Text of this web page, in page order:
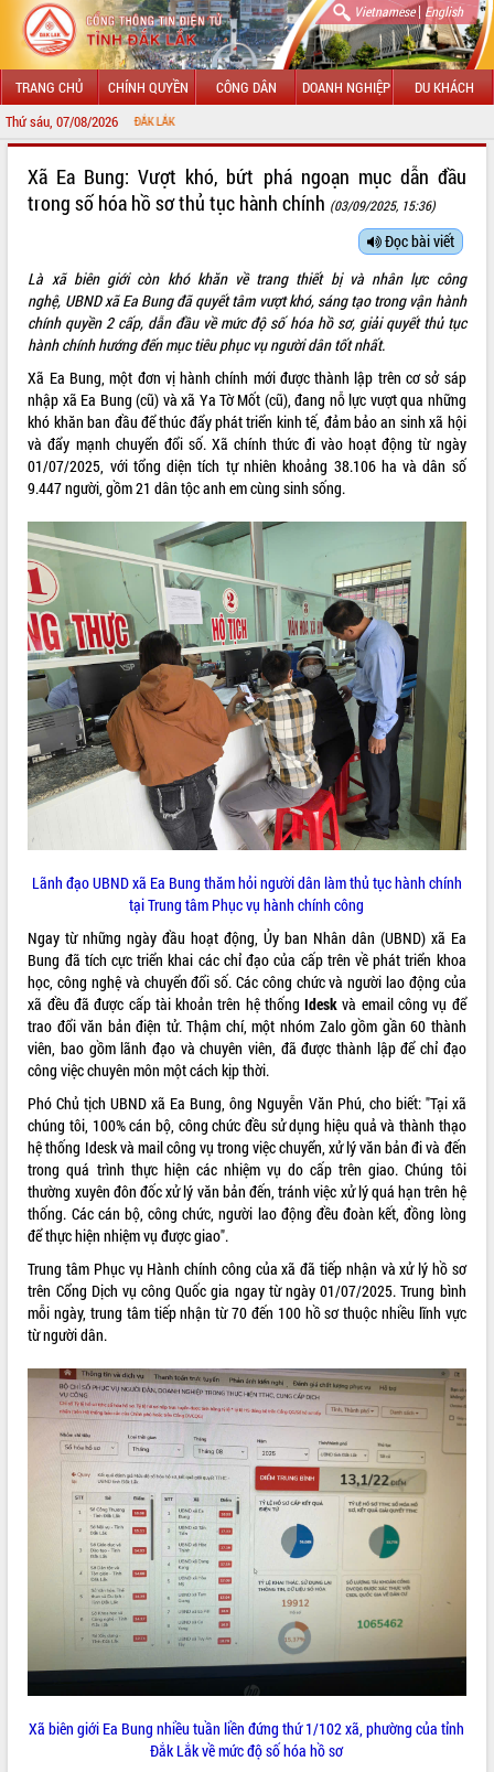
Vietnamese| English
TRANG CHỦ CHÍNH QUYỀN CÔNG DÂN DOANH NGHIỆP DU KHÁCH
Thứ sáu, 07/08/2026
LÃNH ĐẠO UBND TỈNH
SỞ, BAN, NGÀNH
UBND CÁC XÃ, PHƯỜNG
THÔNG TIN CHỈ ĐẠO ĐIỀU HÀNH
HỆ THỐNG VĂN BẢN
VĂN BẢN HĐND TỈNH
ĐIỂM TIN VĂN BẢN
QUY HOẠCH - KẾ HOẠCH
VIDEO
Loading the player...
Khám bệnh, cấp phát thuốc miễn phí
và tặng quà người dân xã Cư Pui
Hội nghị UBND tỉnh Đắk Lắk thường kỳ
tháng 7/2026
Lễ truy tặng danh hiệu “Bà Mẹ Việt
Nam Anh hùng” và trao Huân chương
Lao động
UBND tỉnh Đắk Lắk triển khai nhiệm
vụ 6 tháng cuối năm 2026
Kỳ họp thứ Hai, Hội đồng nhân dân
tỉnh khóa XI quyết nghị nhiều nội dung
Bí thư Tỉnh ủy Lương Nguyễn Minh
Triết thăm, tặng quà người có công với
cách mạng
Rà soát, hoàn thiện hệ thống thiết chế
văn hóa, thể thao đáp ứng yêu cầu
phát triển mới
Thường trực HĐND tỉnh Đắk Lắk gặp
mặt Đoàn chuyên gia y tế TP. Hồ Chí
Lễ truy điệu và an táng hài cốt liệt sĩ
tại Nghĩa trang Liệt sĩ xã Sơn Hòa
Bàn giải pháp tháo gỡ khó khăn trong
xuất khẩu sầu riêng và triển khai quy
định EUDR
Thứ trưởng Bộ Nông nghiệp và Môi
trường Nguyễn Hoàng Hiệp khảo sát
ALBUM ẢNH
LIÊN KẾT WEB
THỐNG KÊ TRUY CẬP
8754
Xã Ea Bung: Vượt khó, bứt phá ngoạn mục dẫn đầu
trong số hóa hồ sơ thủ tục hành chính (03/09/2025, 15:36)
Đọc bài viết
Là xã biên giới còn khó khăn về trang thiết bị và nhân lực công
nghệ, UBND xã Ea Bung đãquyết tâm vượt khó,sáng tạo trong vận hành
chính quyền 2 cấp, dẫn đầu về mức độ số hóa hồ sơ,giải quyết thủ tục
hành chínhhướng đến mục tiêu phục vụ người dân tốt nhất.
Xã Ea Bung, một đơn vị hành chính mới được thành lập trên cơ sở sáp
nhập xã Ea Bung (cũ) và xã Ya Tờ Mốt (cũ), đang nỗ lực vượt qua những
khó khăn ban đầu để thúc đẩy phát triển kinh tế, đảm bảo an sinh xã hội
và đẩy mạnh chuyển đổi số. Xã chính thức đi vào hoạt động từ ngày
01/07/2025, với tổng diện tích tự nhiên khoảng 38.106 ha và dân số
9.447 người, gồm 21 dân tộc anh em cùng sinh sống.
Lãnh đạo UBND xã Ea Bung thăm hỏi người dân làm thủ tục hành chính
tại Trung tâm Phục vụ hành chính công
Ngay từ những ngày đầu hoạt động, Ủy ban Nhân dân (UBND) xã Ea
Bung đã tích cực triển khai các chỉ đạo của cấp trên về phát triển khoa
học, công nghệ và chuyển đổi số. Các công chức và người lao động của
xã đều đã được cấp tài khoản trên hệ thốngIdesk và email công vụ để
trao đổi văn bản điện tử. Thậm chí, một nhóm Zalo gồm gần 60 thành
viên, bao gồm lãnh đạo và chuyên viên, đã được thành lập để chỉ đạo
công việc chuyên môn một cách kịp thời.
Phó Chủ tịch UBND xã Ea Bung, ông Nguyễn Văn Phú, cho biết: "Tại xã
chúng tôi, 100% cán bộ, công chức đều sử dụng hiệu quả và thành thạo
hệ thống Idesk và mail công vụ trong việc chuyển, xử lý văn bản đi và đến
trong quá trình thực hiện các nhiệm vụ do cấp trên giao. Chúng tôi
thường xuyên đôn đốc xử lý văn bản đến, tránh việc xử lý quá hạn trên hệ
thống. Các cán bộ, công chức, người lao động đều đoàn kết, đồng lòng
để thực hiện nhiệm vụ được giao".
Trung tâm Phục vụ Hành chính công của xã đã tiếp nhận và xử lý hồ sơ
trên Cổng Dịch vụ công Quốc gia ngay từ ngày 01/07/2025. Trung bình
mỗi ngày, trung tâm tiếp nhận từ 70 đến 100 hồ sơ thuộc nhiều lĩnh vực
từ người dân.
Xã biên giới Ea Bung nhiều tuần liền đứng thứ 1/102 xã, phường của tỉnh
Đắk Lắk về mức độ số hóa hồ sơ